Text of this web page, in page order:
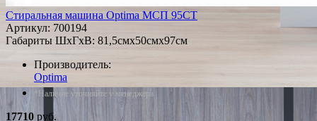
Стиральная машина Optima МСП 95СТ
Артикул: 700194
Габариты ШxГxВ: 81,5смx50смx97см
Производитель:
Optima
*Наличие уточняйте у менеджера
17710 руб.